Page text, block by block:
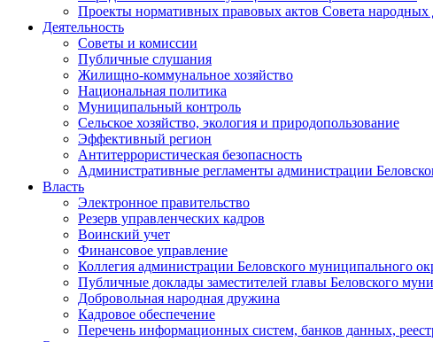
Проекты нормативных правовых актов Совета народных
Деятельность
Советы и комиссии
Публичные слушания
Жилищно-коммунальное хозяйство
Национальная политика
Муниципальный контроль
Сельское хозяйство, экология и природопользование
Эффективный регион
Антитеррористическая безопасность
Административные регламенты администрации
Власть
Электронное правительство
Резерв управленческих кадров
Воинский учет
Финансовое управление
Коллегия администрации Беловского муниципального
Публичные доклады заместителей главы Беловского
Добровольная народная дружина
Кадровое обеспечение
Перечень информационных систем, банков данных,